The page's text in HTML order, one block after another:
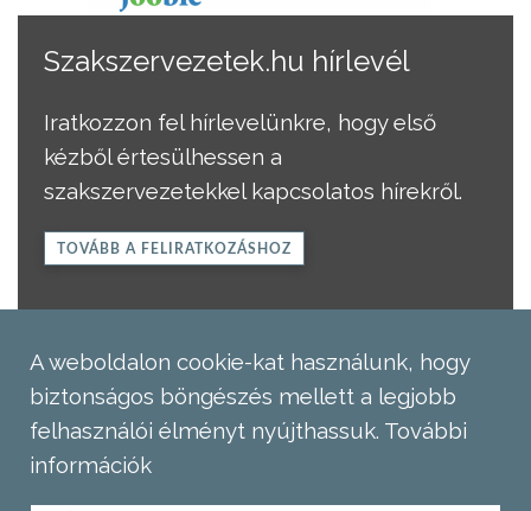
Szakszervezetek.hu hírlevél
Iratkozzon fel hírlevelünkre, hogy első
kézből értesülhessen a
szakszervezetekkel kapcsolatos hírekről.
TOVÁBB A FELIRATKOZÁSHOZ
A weboldalon cookie-kat használunk, hogy
biztonságos böngészés mellett a legjobb
felhasználói élményt nyújthassuk. További
információk